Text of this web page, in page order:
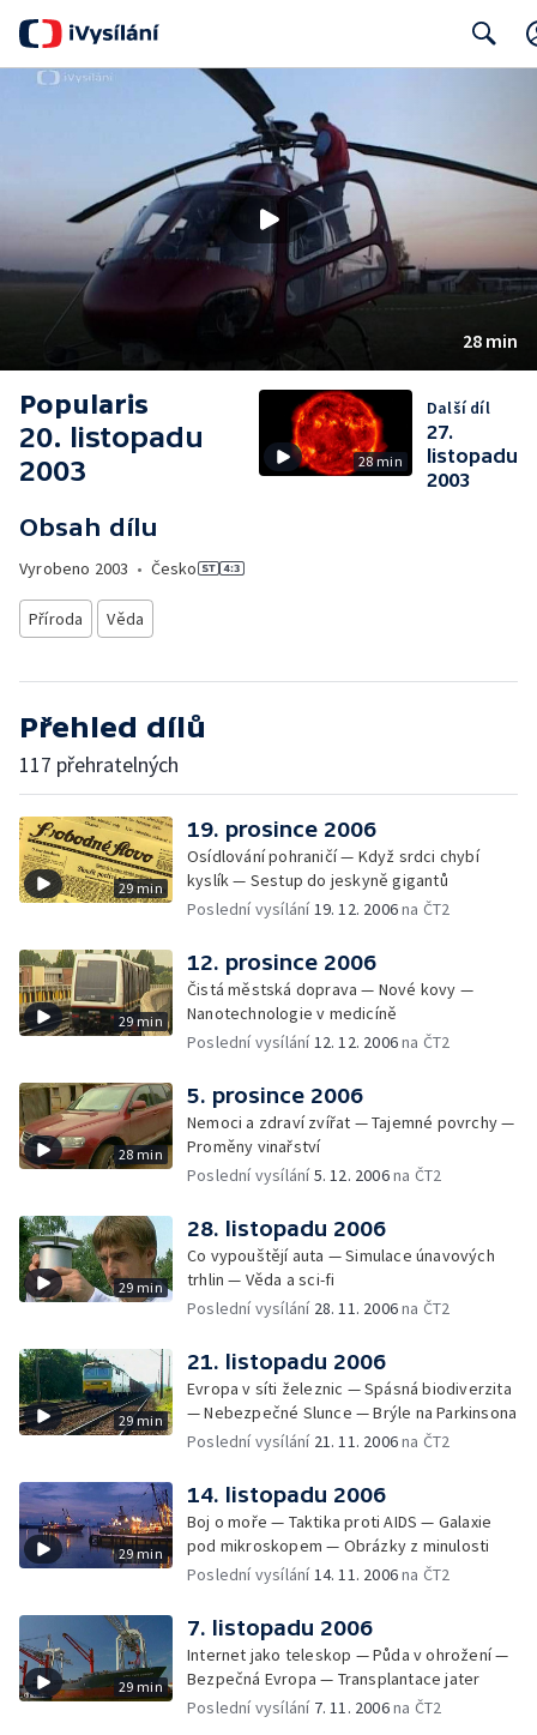
28 min
Popularis
20. listopadu
2003
Obsah dílu
Vyrobeno 2003 • Česko
Příroda Věda
28 min
Další díl
27.
listopadu
2003
Přehled dílů
117 přehratelných
29 min
19. prosince 2006
Osídlování pohraničí — Když srdci chybí
kyslík — Sestup do jeskyně gigantů
Poslední vysílání19. 12. 2006na ČT2
29 min
12. prosince 2006
Čistá městská doprava — Nové kovy —
Nanotechnologie v medicíně
Poslední vysílání12. 12. 2006na ČT2
28 min
5. prosince 2006
Nemoci a zdraví zvířat — Tajemné povrchy —
Proměny vinařství
Poslední vysílání5. 12. 2006na ČT2
29 min
28. listopadu 2006
Co vypouštějí auta — Simulace únavových
trhlin — Věda a sci-fi
Poslední vysílání 28. 11. 2006na ČT2
29 min
21. listopadu 2006
Evropa v síti železnic — Spásná biodiverzita
— Nebezpečné Slunce — Brýle na Parkinsona
Poslední vysílání 21. 11. 2006na ČT2
29 min
14. listopadu 2006
Boj o moře — Taktika proti AIDS — Galaxie
pod mikroskopem — Obrázky z minulosti
Poslední vysílání14. 11. 2006na ČT2
29 min
7. listopadu 2006
Internet jako teleskop — Půda v ohrožení —
Bezpečná Evropa — Transplantace jater
Poslední vysílání 7. 11. 2006na ČT2